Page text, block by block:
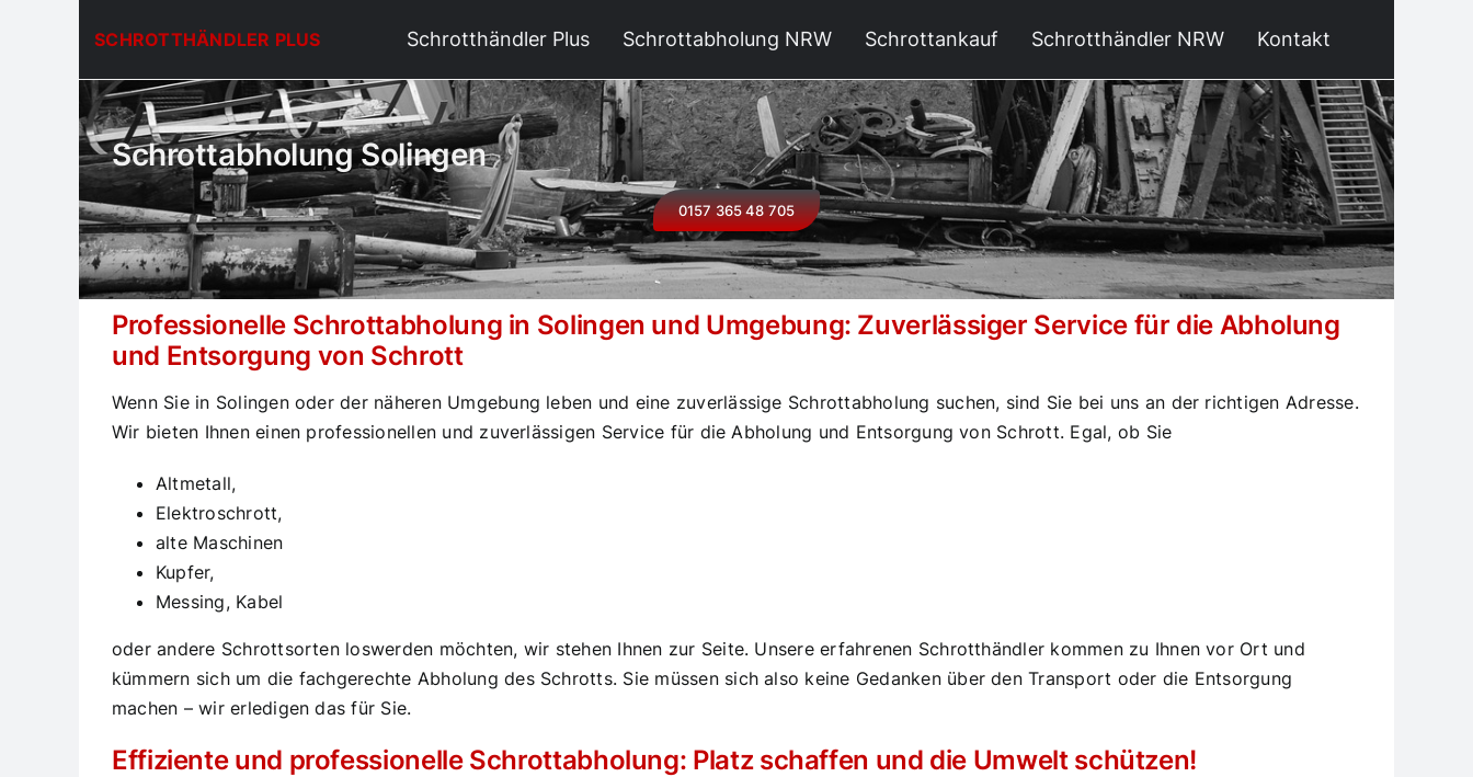
SCHROTTHÄNDLER PLUS Schrotthändler Plus Schrottabholung NRW Schrottankauf Schrotthändler NRW Kontakt
Schrottabholung Solingen
0157 365 48 705
Professionelle Schrottabholung in Solingen und Umgebung: Zuverlässiger Service für die Abholung
und Entsorgung von Schrott
Wenn Sie in Solingen oder der näheren Umgebung leben und eine zuverlässige Schrottabholung suchen, sind Sie bei uns an der richtigen Adresse.
Wir bieten Ihnen einen professionellen und zuverlässigen Service für die Abholung und Entsorgung von Schrott. Egal, ob Sie
Altmetall,
Elektroschrott,
alte Maschinen
Kupfer,
Messing, Kabel
oder andere Schrottsorten loswerden möchten, wir stehen Ihnen zur Seite. Unsere erfahrenen Schrotthändler kommen zu Ihnen vor Ort und
kümmern sich um die fachgerechte Abholung des Schrotts. Sie müssen sich also keine Gedanken über den Transport oder die Entsorgung
machen – wir erledigen das für Sie.
Effiziente und professionelle Schrottabholung: Platz schaffen und die Umwelt schützen!